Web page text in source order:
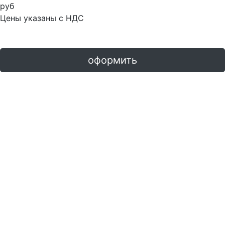
руб
Цены указаны с НДС
оформить